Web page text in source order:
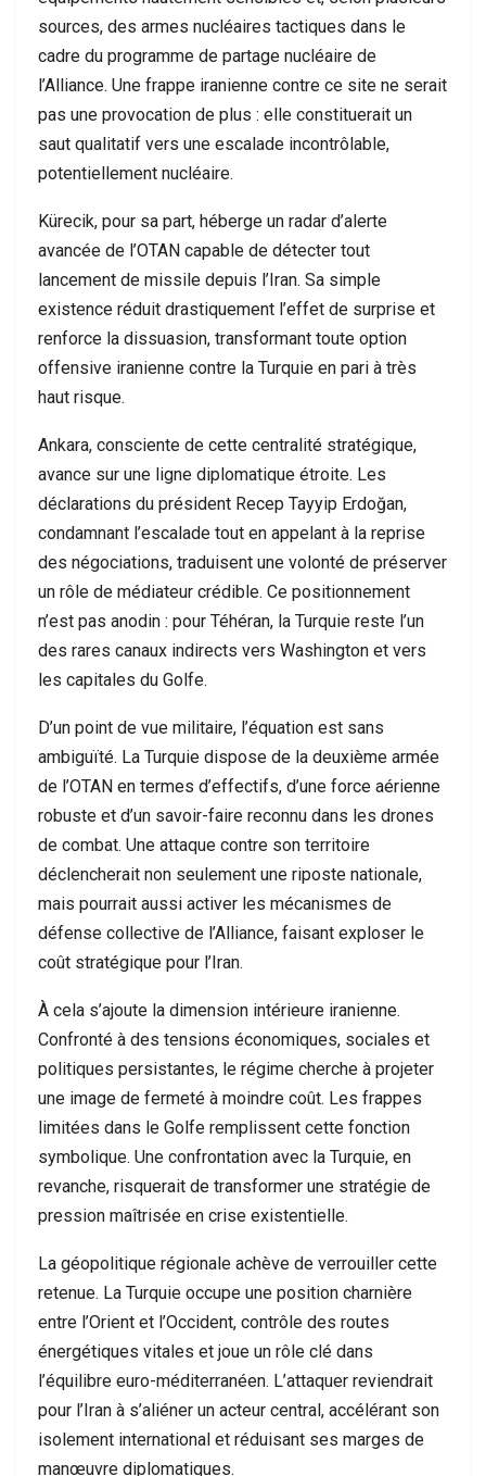
sources, des armes nucléaires tactiques dans le
cadre du programme de partage nucléaire de
l’Alliance. Une frappe iranienne contre ce site ne serait
pas une provocation de plus : elle constituerait un
saut qualitatif vers une escalade incontrôlable,
potentiellement nucléaire.
Kürecik, pour sa part, héberge un radar d’alerte
avancée de l’OTAN capable de détecter tout
lancement de missile depuis l’Iran. Sa simple
existence réduit drastiquement l’effet de surprise et
renforce la dissuasion, transformant toute option
offensive iranienne contre la Turquie en pari à très
haut risque.
Ankara, consciente de cette centralité stratégique,
avance sur une ligne diplomatique étroite. Les
déclarations du président Recep Tayyip Erdoğan,
condamnant l’escalade tout en appelant à la reprise
des négociations, traduisent une volonté de préserver
un rôle de médiateur crédible. Ce positionnement
n’est pas anodin : pour Téhéran, la Turquie reste l’un
des rares canaux indirects vers Washington et vers
les capitales du Golfe.
D’un point de vue militaire, l’équation est sans
ambiguïté. La Turquie dispose de la deuxième armée
de l’OTAN en termes d’effectifs, d’une force aérienne
robuste et d’un savoir-faire reconnu dans les drones
de combat. Une attaque contre son territoire
déclencherait non seulement une riposte nationale,
mais pourrait aussi activer les mécanismes de
défense collective de l’Alliance, faisant exploser le
coût stratégique pour l’Iran.
À cela s’ajoute la dimension intérieure iranienne.
Confronté à des tensions économiques, sociales et
politiques persistantes, le régime cherche à projeter
une image de fermeté à moindre coût. Les frappes
limitées dans le Golfe remplissent cette fonction
symbolique. Une confrontation avec la Turquie, en
revanche, risquerait de transformer une stratégie de
pression maîtrisée en crise existentielle.
La géopolitique régionale achève de verrouiller cette
retenue. La Turquie occupe une position charnière
entre l’Orient et l’Occident, contrôle des routes
énergétiques vitales et joue un rôle clé dans
l’équilibre euro-méditerranéen. L’attaquer reviendrait
pour l’Iran à s’aliéner un acteur central, accélérant son
isolement international et réduisant ses marges de
manœuvre diplomatiques.